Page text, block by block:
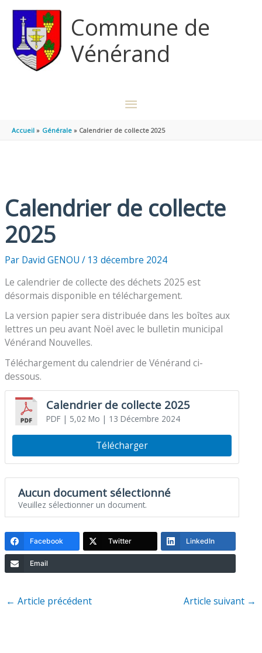
Commune de
Vénérand
MENU
PRINCIPAL
Accueil Générale Calendrier de collecte 2025
Calendrier de collecte
2025
Par David GENOU/ 13 décembre 2024
Le calendrier de collecte des déchets 2025 est
désormais disponible en téléchargement.
La version papier sera distribuée dans les boîtes aux
lettres un peu avant Noël avec le bulletin municipal
Vénérand Nouvelles.
Téléchargement du calendrier de Vénérand ci-
dessous.
Calendrier de collecte 2025
PDF| 5,02 Mo | 13 Décembre 2024
Télécharger
Aucun document sélectionné
Veuillez sélectionner un document.
Facebook Twitter LinkedIn
Email
← Article précédent Article suivant →